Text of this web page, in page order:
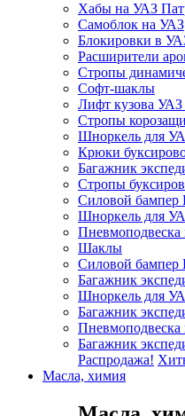
Хабы на УАЗ
Самоблок на УАЗ
Блокировки в
Расширители
Стропы
Софт-шаклы
Лифт кузова
Стропы
Шноркель для
Крюки
Багажник
Стропы
Силовой
Шноркель для
Пневмоподвеска
Шаклы
Силовой бампер
Багажник
Шноркель для
Багажник
Багажник
Распродажа!
Масла, химия